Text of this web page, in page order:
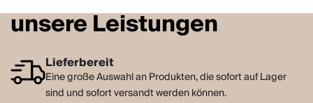
unsere Leistungen
Lieferbereit
Eine große Auswahl an Produkten, die sofort auf Lager
sind und sofort versandt werden können.